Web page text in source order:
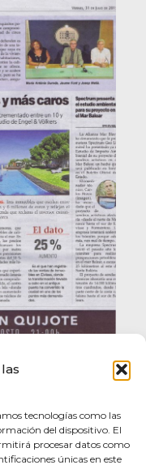
tecnologías como las
del dispositivo. El
procesar datos como
únicas en este